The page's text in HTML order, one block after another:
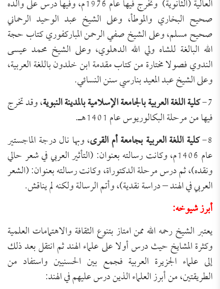
العالية (الثانوية) وتخرج فيها عام 1976م، وفيها درس على والده
صحيح البخاري والموطأ، وعلى الشيخ عبد الوحيد الرحماني
صحيح مسلم، وعلى الشيخ صفي الرحمن المباركفوري كتاب حجة
الله البالغة للشاه ولي الله الدهلوي، وعلى الشيخ محمد عيسى
الندوي فصولا مختارة من كتاب مقدمة ابن خلدون باللغة العربية،
وعلى الشيخ عبد المعيد بنارسي سنن النسائي.
7- كلية اللغة العربية بالجامعة الإسلامية بالمدينة النبوية، وقد تخرج
فيها من مرحلة البكالوريوس عام 1401هـ.
8- كلية اللغة العربية بجامعة أم القرى، وبها نال درجة الماجستير
عام 1406م، وكانت رسالته بعنوان: (التأثير العربي في شعر حالي
ونقده)، ثم درس مرحلة الدكتوراة، وكانت رسالته بعنوان: (الشعر
العربي في الهند – دراسة نقدية)، وأتم الرسالة ولكنه لم يناقش.
أبرز شيوخه:
يعتبر الشيخ رحمه الله ممن امتاز بتنوع الثقافة والاهتمامات العلمية
وكثرة المشايخ حيث درس أولا على علماء الهند ثم انتقل بعد ذلك
إلى علماء الجزيرة العربية فجمع بين الحسنيين واستفاد من
الطريقتين، من أبرز العلماء الذين درس عليهم في الهند: